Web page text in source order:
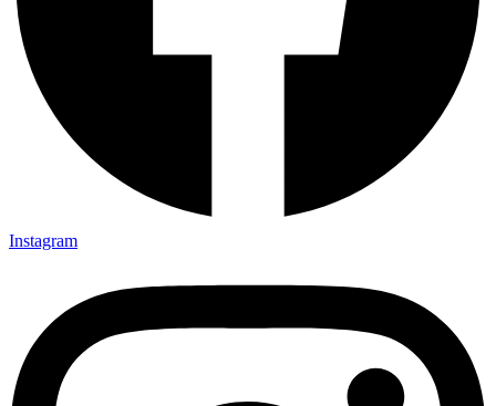
Instagram